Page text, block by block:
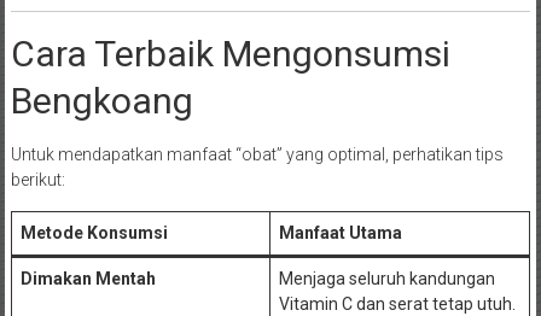
Cara Terbaik Mengonsumsi
Bengkoang
Untuk mendapatkan manfaat “obat” yang optimal, perhatikan tips
berikut:
Metode Konsumsi Manfaat Utama
Dimakan Mentah
Menjaga seluruh kandungan
Vitamin C dan serat tetap utuh.